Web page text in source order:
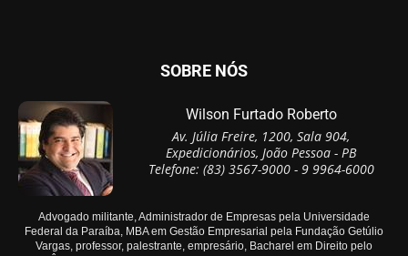
SOBRE NÓS
Wilson Furtado Roberto
Av. Júlia Freire, 1200, Sala 904,
Expedicionários, João Pessoa - PB
Telefone: (83) 3567-9000 - 9 9964-6000
Advogado militante, Administrador de Empresas pela Universidade
Federal da Paraíba, MBA em Gestão Empresarial pela Fundação Getúlio
Vargas, professor, palestrante, empresário, Bacharel em Direito pelo